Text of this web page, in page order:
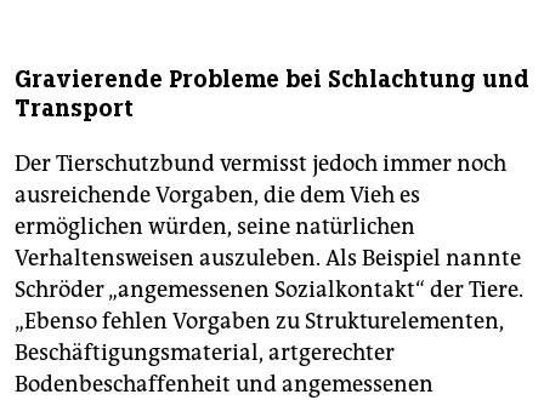
Gravierende Probleme bei Schlachtung und
Transport
Der Tierschutzbund vermisst jedoch immer noch
ausreichende Vorgaben, die dem Vieh es
ermöglichen würden, seine natürlichen
Verhaltensweisen auszuleben. Als Beispiel nannte
Schröder „angemessenen Sozialkontakt“ der Tiere.
„Ebenso fehlen Vorgaben zu Strukturelementen,
Beschäftigungsmaterial, artgerechter
Bodenbeschaffenheit und angemessenen